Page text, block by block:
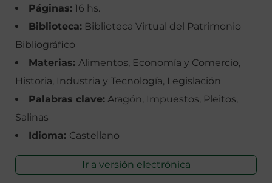
Páginas: 16 hs.
Biblioteca: Biblioteca Virtual del Patrimonio
Bibliográfico
Materias: Alimentos, Economía y Comercio,
Historia, Industria y Tecnología, Legislación
Palabras clave: Aragón, Impuestos, Pleitos,
Salinas
Idioma: Castellano
Ir a versión electrónica